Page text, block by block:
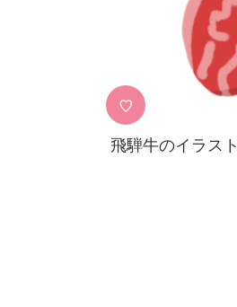
♡
飛騨牛のイラスト